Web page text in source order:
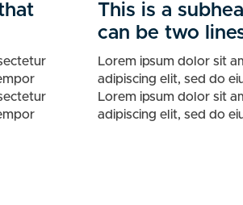
This is a
can be two
Lorem ipsum dolor sit
adipiscing elit, sed do
Lorem ipsum dolor sit
adipiscing elit, sed do